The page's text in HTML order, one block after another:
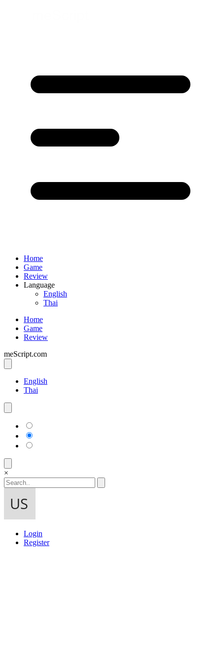
Home
Game
Review
Language
English
Thai
Home
Game
Review
meScript.com
English
Thai
×
Login
Register